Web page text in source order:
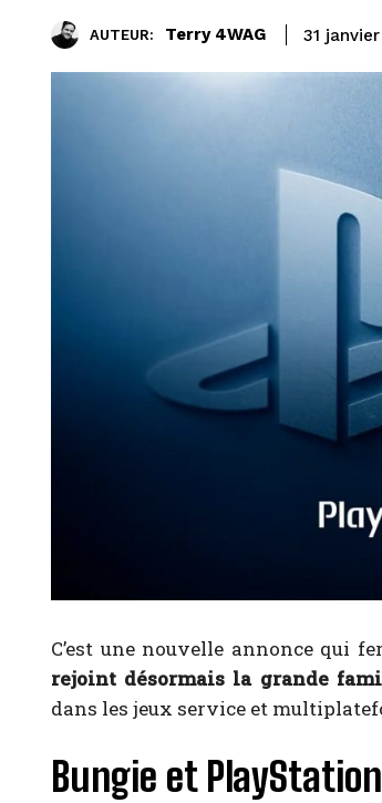
AUTEUR: Terry 4WAG 31
C’est une nouvelle annonce qui
rejoint désormais la grande
dans les jeux service et
Bungie et